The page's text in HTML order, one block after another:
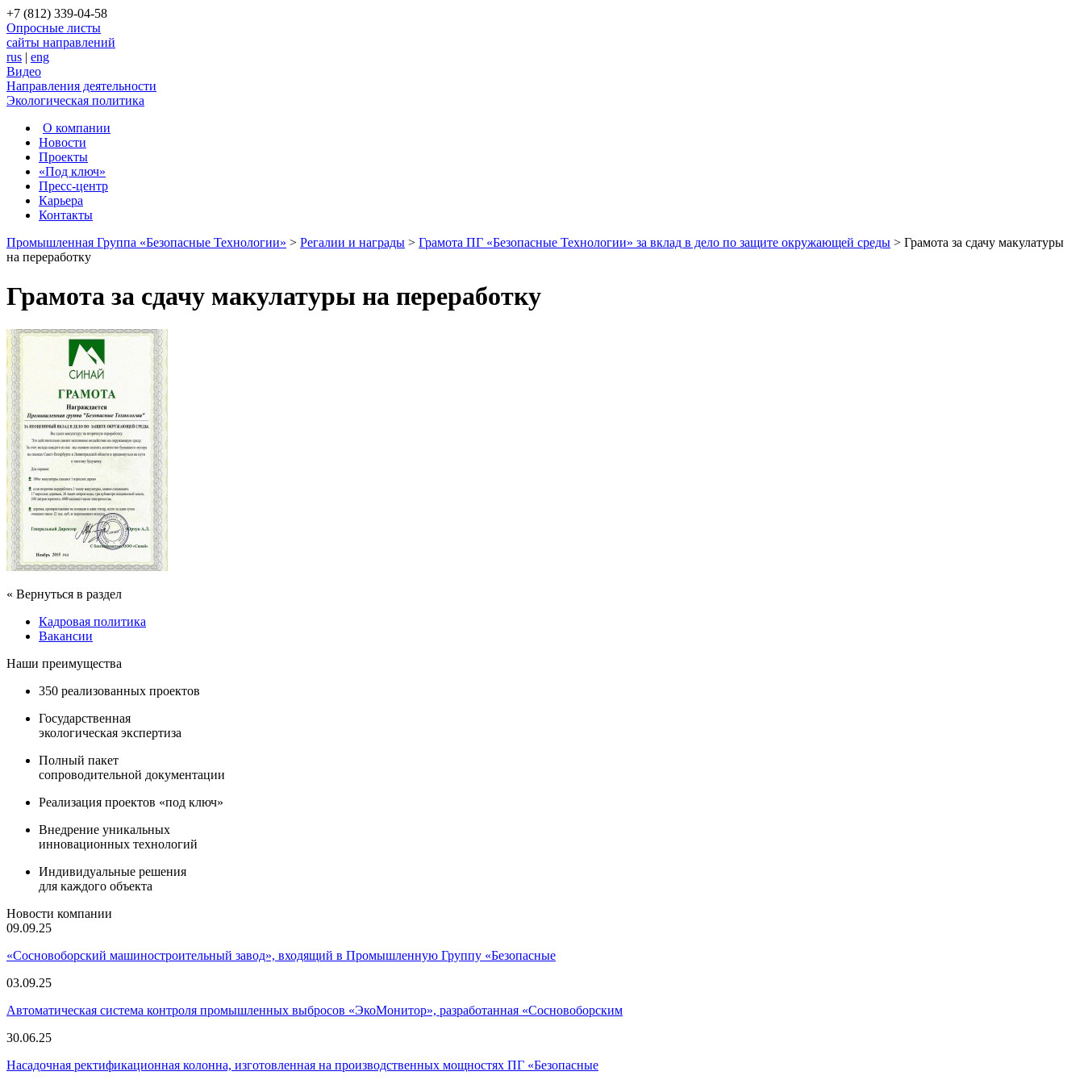
+7 (812) 339-04-58
Опросные листы
сайты направлений
rus | eng
Видео
Направления деятельности
Экологическая политика
О компании
Новости
Проекты
«Под ключ»
Пресс-центр
Карьера
Контакты
Промышленная Группа «Безопасные Технологии» > Регалии и награды > Грамота ПГ «Безопасные Технологии» за вклад в дело по защите окружающей среды > Грамота за сдачу макулатуры
на переработку
Грамота за сдачу макулатуры на переработку
« Вернуться в раздел
Кадровая политика
Вакансии
Наши преимущества
350 реализованных проектов
Государственная
экологическая экспертиза
Полный пакет
сопроводительной документации
Реализация проектов «под ключ»
Внедрение уникальных
инновационных технологий
Индивидуальные решения
для каждого объекта
Новости компании
09.09.25
«Сосновоборский машиностроительный завод», входящий в Промышленную Группу «Безопасные
03.09.25
Автоматическая система контроля промышленных выбросов «ЭкоМонитор», разработанная «Сосновоборским
30.06.25
Насадочная ректификационная колонна, изготовленная на производственных мощностях ПГ «Безопасные